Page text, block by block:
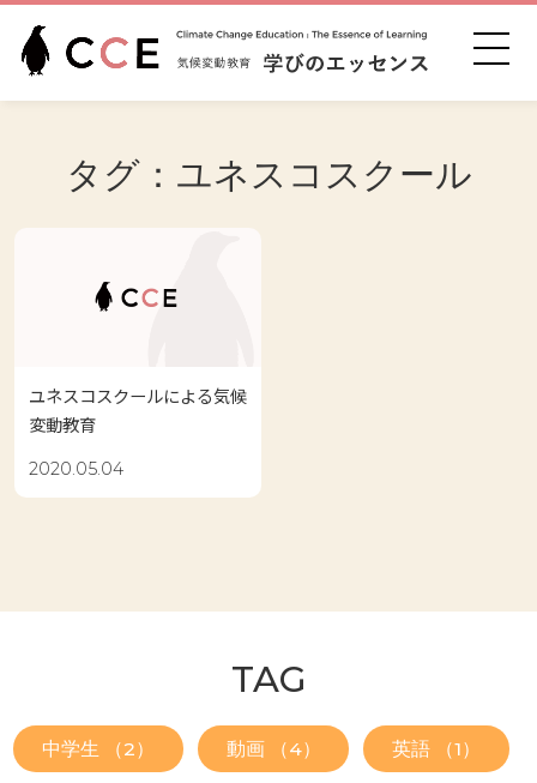
タグ：ユネスコスクール
ユネスコスクールによる気候
変動教育
2020.05.04
TAG
中学生 （2） 動画 （4） 英語 （1）